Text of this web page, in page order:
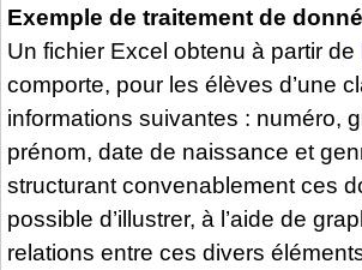
Exemple de traitement de
Un fichier Excel obtenu à partir de
comporte, pour les élèves d’une
informations suivantes : numéro,
prénom, date de naissance et
structurant convenablement ces
possible d’illustrer, à l’aide de
relations entre ces divers